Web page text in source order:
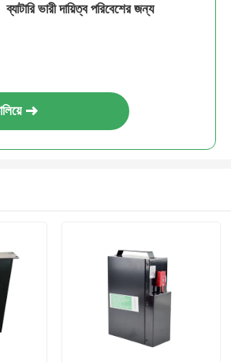
ব্যাটারি ভারী দায়িত্ব পরিবেশের জন্য